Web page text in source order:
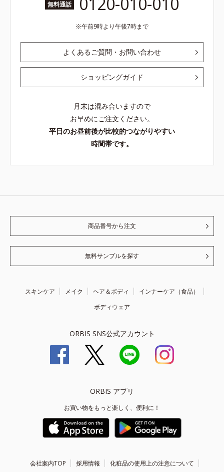
無料通話
午前9時より午後7時まで
よくあるご質問・お問い合わせ
ショッピングガイド
月末は混み合いますので
お早めにご注文ください。
平日のお昼前後が比較的つながりやすい
時間帯です。
商品番号から注文
無料サンプルを探す
スキンケア メイク ヘア＆ボディ
インナーケア（食品）
ボディウェア
ORBIS SNS公式アカウント
ORBIS アプリ
お買い物をもっと楽しく、便利に！
会社案内TOP 採用情報 化粧品の使用上の注意について